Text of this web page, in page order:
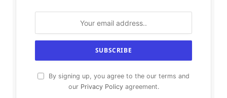
By signing up, you agree to the our terms and
our Privacy Policyagreement.